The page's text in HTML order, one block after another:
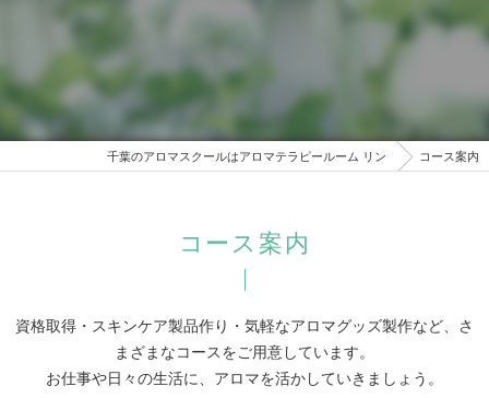
千葉のアロマスクールはアロマテラピールーム リン コース案内
コース案内
資格取得・スキンケア製品作り・気軽なアロマグッズ製作など、さ
まざまなコースをご用意しています。
お仕事や日々の生活に、アロマを活かしていきましょう。